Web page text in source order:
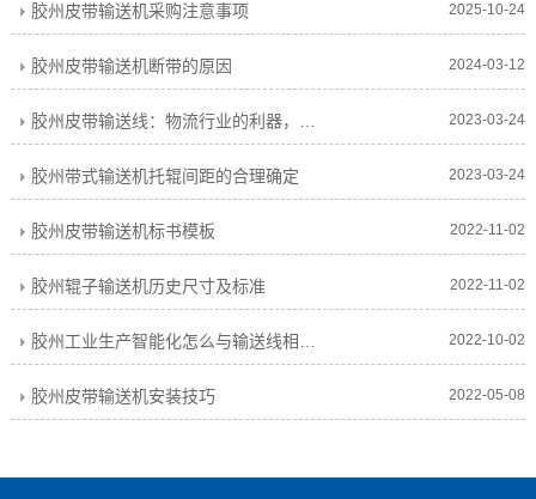
胶州皮带输送机采购注意事项 2025-10-24
胶州皮带输送机断带的原因 2024-03-12
胶州皮带输送线：物流行业的利器，前景广阔 2023-03-24
胶州带式输送机托辊间距的合理确定 2023-03-24
胶州皮带输送机标书模板 2022-11-02
胶州辊子输送机历史尺寸及标准 2022-11-02
胶州工业生产智能化怎么与输送线相结合 2022-10-02
胶州皮带输送机安装技巧 2022-05-08